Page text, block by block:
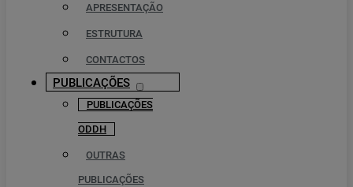
APRESENTAÇÃO
ESTRUTURA
CONTACTOS
PUBLICAÇÕES
PUBLICAÇÕES
ODDH
OUTRAS
PUBLICAÇÕES